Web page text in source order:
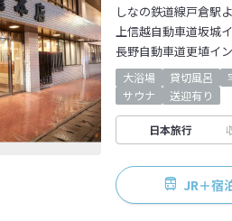
しなの鉄道線戸倉駅
上信越自動車道坂城
長野自動車道更埴イ
大浴場 貸切風呂
サウナ
送迎有り
日本旅行
JR＋宿